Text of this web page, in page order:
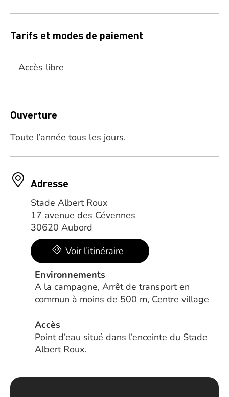
Tarifs et modes de paiement
Accès libre
Ouverture
Toute l’année tous les jours.
Adresse
Stade Albert Roux
17 avenue des Cévennes
30620 Aubord
Voir l’itinéraire
Environnements
A la campagne, Arrêt de transport en
commun à moins de 500 m, Centre village
Accès
Point d’eau situé dans l’enceinte du Stade
Albert Roux.